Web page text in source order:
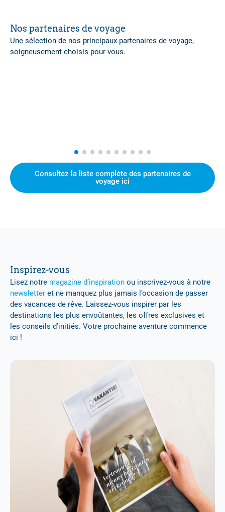
Nos partenaires de voyage
Une sélection de nos principaux partenaires de voyage,
soigneusement choisis pour vous.
Consultez la liste complète des partenaires de
voyage ici
Inspirez-vous
Lisez notre magazine d’inspiration ou inscrivez-vous à notre
newsletter et ne manquez plus jamais l’occasion de passer
des vacances de rêve. Laissez-vous inspirer par les
destinations les plus envoûtantes, les offres exclusives et
les conseils d’initiés. Votre prochaine aventure commence
ici !